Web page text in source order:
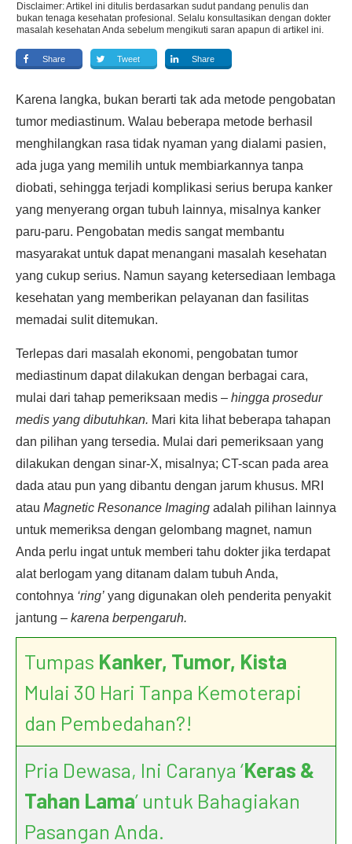
Disclaimer: Artikel ini ditulis berdasarkan sudut pandang penulis dan
bukan tenaga kesehatan profesional. Selalu konsultasikan dengan dokter
masalah kesehatan Anda sebelum mengikuti saran apapun di artikel ini.
Share Tweet Share
Karena langka, bukan berarti tak ada metode pengobatan
tumor mediastinum. Walau beberapa metode berhasil
menghilangkan rasa tidak nyaman yang dialami pasien,
ada juga yang memilih untuk membiarkannya tanpa
diobati, sehingga terjadi komplikasi serius berupa kanker
yang menyerang organ tubuh lainnya, misalnya kanker
paru-paru. Pengobatan medis sangat membantu
masyarakat untuk dapat menangani masalah kesehatan
yang cukup serius. Namun sayang ketersediaan lembaga
kesehatan yang memberikan pelayanan dan fasilitas
memadai sulit ditemukan.
Terlepas dari masalah ekonomi, pengobatan tumor
mediastinum dapat dilakukan dengan berbagai cara,
mulai dari tahap pemeriksaan medis – hingga prosedur
medis yang dibutuhkan. Mari kita lihat beberapa tahapan
dan pilihan yang tersedia. Mulai dari pemeriksaan yang
dilakukan dengan sinar-X, misalnya; CT-scan pada area
dada atau pun yang dibantu dengan jarum khusus. MRI
atau Magnetic Resonance Imaging adalah pilihan lainnya
untuk memeriksa dengan gelombang magnet, namun
Anda perlu ingat untuk memberi tahu dokter jika terdapat
alat berlogam yang ditanam dalam tubuh Anda,
contohnya ‘ring’ yang digunakan oleh penderita penyakit
jantung – karena berpengaruh.
Tumpas Kanker, Tumor, Kista
Mulai 30 Hari Tanpa Kemoterapi
dan Pembedahan?!
Pria Dewasa, Ini Caranya ‘Keras &
Tahan Lama’ untuk Bahagiakan
Pasangan Anda.